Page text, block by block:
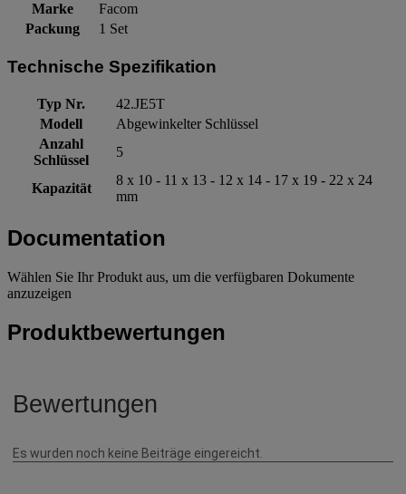
Marke
Facom
Packung
1 Set
Technische Spezifikation
Typ Nr.
42.JE5T
Modell
Abgewinkelter Schlüssel
Anzahl
Schlüssel
5
Kapazität
8 x 10 - 11 x 13 - 12 x 14 - 17 x 19 - 22 x 24
mm
Documentation
Wählen Sie Ihr Produkt aus, um die verfügbaren Dokumente
anzuzeigen
Produktbewertungen